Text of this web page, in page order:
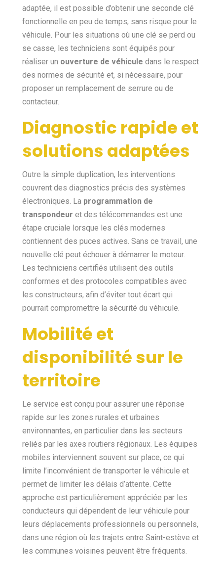
adaptée, il est possible d’obtenir une seconde clé
fonctionnelle en peu de temps, sans risque pour le
véhicule. Pour les situations où une clé se perd ou
se casse, les techniciens sont équipés pour
réaliser un ouverture de véhicule dans le respect
des normes de sécurité et, si nécessaire, pour
proposer un remplacement de serrure ou de
contacteur.
Diagnostic rapide et
solutions adaptées
Outre la simple duplication, les interventions
couvrent des diagnostics précis des systèmes
électroniques. La programmation de
transpondeur et des télécommandes est une
étape cruciale lorsque les clés modernes
contiennent des puces actives. Sans ce travail, une
nouvelle clé peut échouer à démarrer le moteur.
Les techniciens certifiés utilisent des outils
conformes et des protocoles compatibles avec
les constructeurs, afin d’éviter tout écart qui
pourrait compromettre la sécurité du véhicule.
Mobilité et
disponibilité sur le
territoire
Le service est conçu pour assurer une réponse
rapide sur les zones rurales et urbaines
environnantes, en particulier dans les secteurs
reliés par les axes routiers régionaux. Les équipes
mobiles interviennent souvent sur place, ce qui
limite l’inconvénient de transporter le véhicule et
permet de limiter les délais d’attente. Cette
approche est particulièrement appréciée par les
conducteurs qui dépendent de leur véhicule pour
leurs déplacements professionnels ou personnels,
dans une région où les trajets entre Saint-estève et
les communes voisines peuvent être fréquents.